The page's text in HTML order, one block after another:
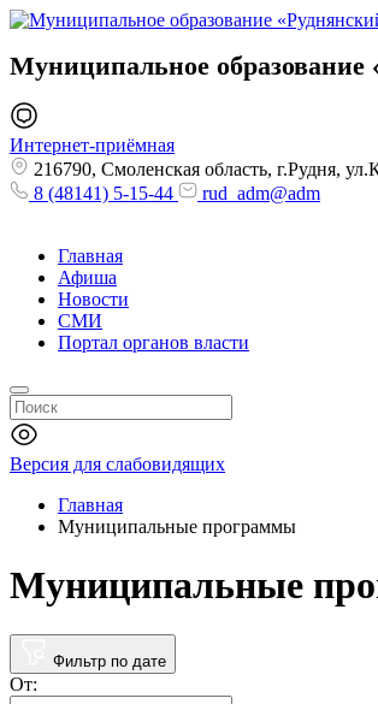
Муниципальное образование
Интернет-приёмная
216790, Смоленская область, г.Рудня,
8 (48141) 5-15-44
rud_adm@adm
Главная
Афиша
Новости
СМИ
Портал органов власти
Версия для слабовидящих
Главная
Муниципальные программы
Муниципальные
Фильтр по дате
От: